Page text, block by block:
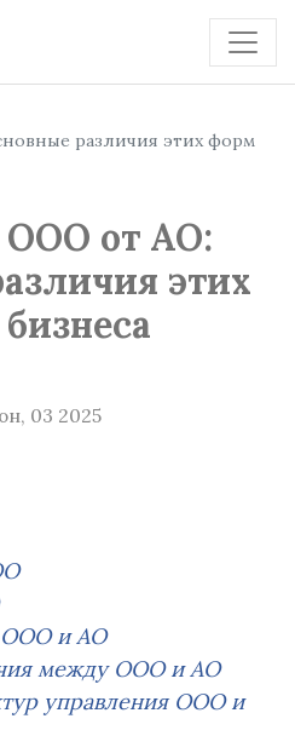
различия этих форм
ООО от АО:
этих
03 2025
ООО и АО
между ООО и АО
управления ООО и